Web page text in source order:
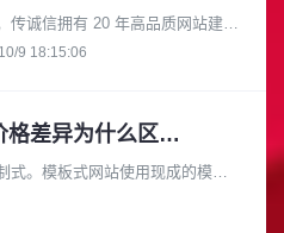
传诚信拥有 20 年高品质网站建设
设合作伙伴。在长期的发展过程
9 18:15:06
网站建设公司之间的价格差异为什么区别大
式。模板式网站使用现成的模板
企业或个体户。而定制式网站则